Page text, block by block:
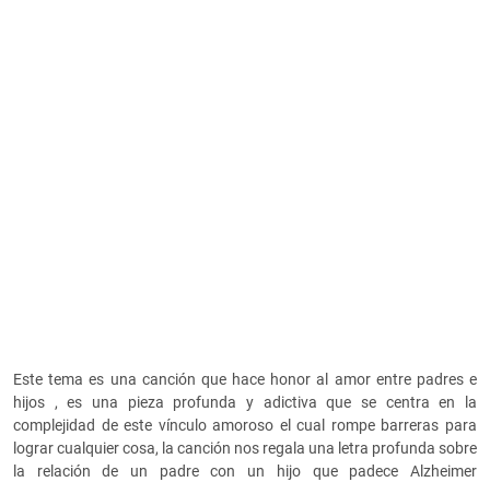
Este tema es una canción que hace honor al amor entre padres e
hijos , es una pieza profunda y adictiva que se centra en la
complejidad de este vínculo amoroso el cual rompe barreras para
lograr cualquier cosa, la canción nos regala una letra profunda sobre
la relación de un padre con un hijo que padece Alzheimer